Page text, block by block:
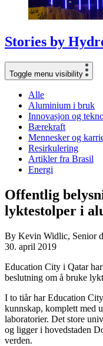
Stories by
Toggle menu visibility
Alle
Aluminium i bruk
Innovasjon og
Bærekraft
Mennesker og
Resirkulering
Artikler fra Brasil
Energi
Offentlig
lyktestolper i
By Kevin Widlic, Senior
30. april 2019
Education City i Qatar
beslutning om å bruke
I to tiår har Education
kunnskap, komplett med
laboratorier. Det store
og ligger i hovedstaden
verden.